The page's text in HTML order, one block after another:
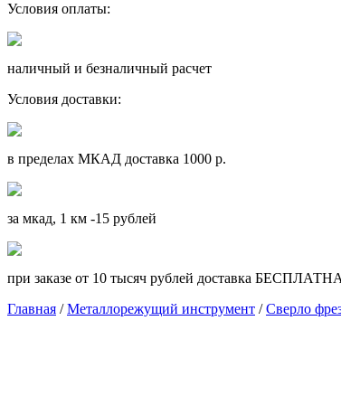
Условия оплаты:
наличный и безналичный расчет
Условия доставки:
в пределах МКАД доставка 1000 р.
за мкад, 1 км -15 рублей
при заказе от 10 тысяч рублей доставка
Главная /Металлорежущий инструмент /Сверло